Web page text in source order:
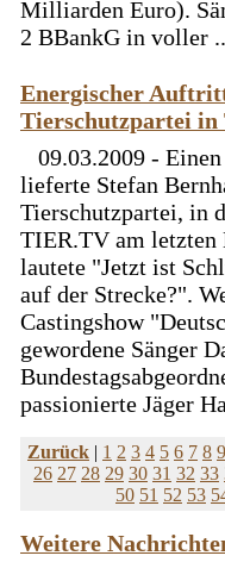
Milliarden Euro).
2 BBankG in voller
Energischer
Tierschutzpartei in
09.03.2009 -
lieferte Stefan
Tierschutzpartei, in
TIER.TV am letzten
lautete "Jetzt ist
auf der Strecke?".
Castingshow
gewordene Sänger
passionierte Jäger
Zurück | 1 2 3 4 5 6 7 8 9
26 27 28 29 30 31 32 33
50 51 52 53
Weitere